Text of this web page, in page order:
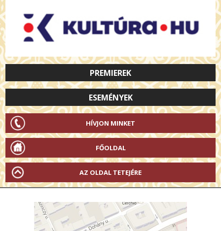
PREMIEREK
ESEMÉNYEK
HÍVJON MINKET
FŐOLDAL
AZ OLDAL TETEJÉRE